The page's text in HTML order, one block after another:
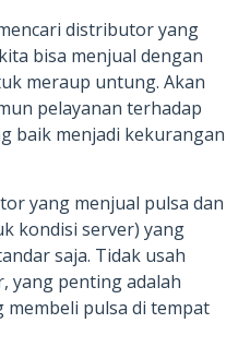
distributor yang
bisa menjual dengan
meraup untung. Akan
pelayanan terhadap
baik menjadi kekurangan
yang menjual pulsa dan
kondisi server) yang
saja. Tidak usah
yang penting adalah
membeli pulsa di tempat